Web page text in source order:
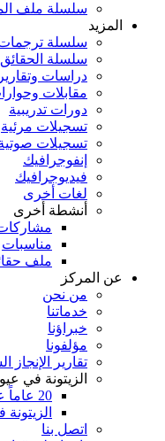
سلسلة ملف
المزيد
سلسلة ترجمات
سلسلة
دراسات وتقارير
مقابلات
دورات تدريبية
تسجيلات مرئية
تسجيلات
إنفوجرافيك
فيديوجرافيك
لغات أخرى
أنشطة أخرى
مناسبات
ملف
عن المركز
من نحن
خدماتنا
خبراؤنا
مؤلفونا
تقارير الإنجاز
الزيتونة في
20 عاماً على التأسيس … الزيتونة في عيونهم (2024)
الزيتونة
اتصل بنا